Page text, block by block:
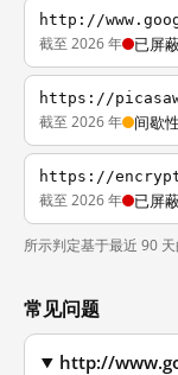
http://
截至 2026 年 已屏
https://
截至 2026 年 间歇性
https://
截至 2026 年 已屏
所示判定基于最近 90
常见问题
http://